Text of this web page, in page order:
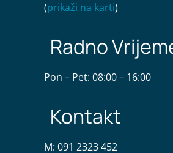
(prikaži na karti)
Pon – Pet: 08:00 – 16:00
M: 091 2323 452